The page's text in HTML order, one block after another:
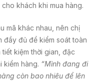
khách khi mua hàng.
mã khác nhau, nên chị
đầy đủ để kiểm soát toàn
kiệm thời gian, đặc
kiểm hàng. “Mình đang đi
còn bao nhiêu để lên